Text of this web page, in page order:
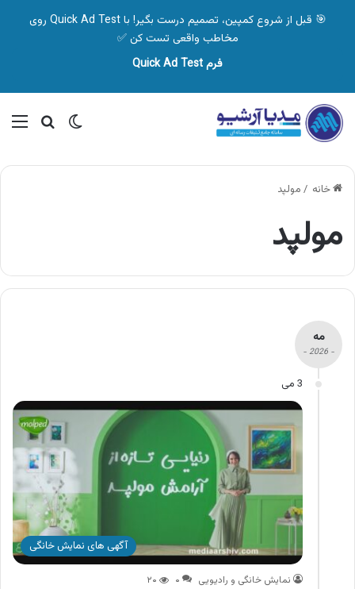
🎯 قبل از شروع کمپین، تصمیم درست بگیر! با Quick Ad Test روی
مخاطب واقعی تست کن ✅
فرم Quick Ad Test
تغییر پوسته
خانه / مولپد
مولپد
مه
- 2026 -
3 می
آگهی های نمایش خانگی
نمایش خانگی و رادیویی ۰ ۲۰